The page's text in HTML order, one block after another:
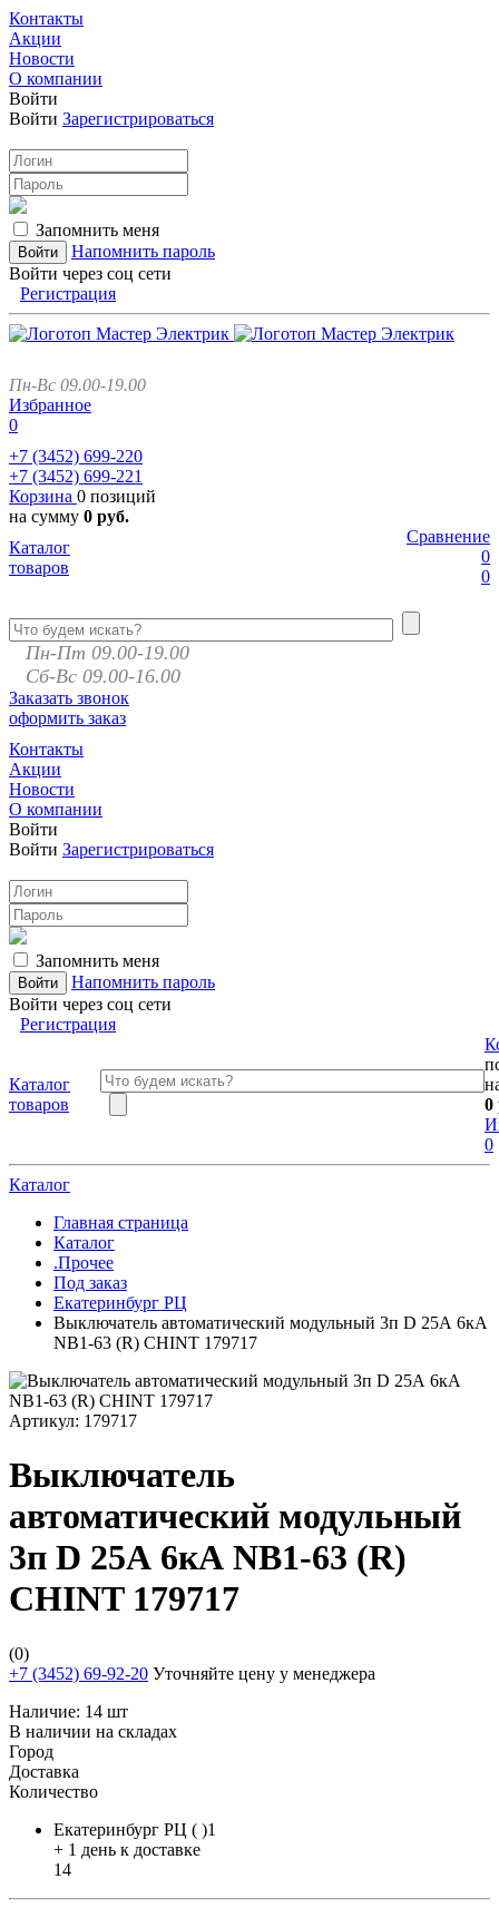
Контакты
Акции
Новости
О компании
Войти
Войти Зарегистрироваться
Запомнить меня
Напомнить пароль
Войти через соц сети
Регистрация
Пн-Вс 09.00-19.00
Избранное
0
+7 (3452) 699-220
+7 (3452) 699-221
Корзина 0 позиций
на сумму 0 руб.
Сравнение
0
0
Каталог
товаров
Пн-Пт 09.00-19.00
Сб-Вс 09.00-16.00
Заказать звонок
оформить заказ
Контакты
Акции
Новости
О компании
Войти
Войти Зарегистрироваться
Запомнить меня
Напомнить пароль
Войти через соц сети
Регистрация
Каталог
товаров
0
0
Каталог
Главная страница
Каталог
.Прочее
Под заказ
Екатеринбург РЦ
Выключатель автоматический модульный 3п D 25А 6кА
NB1-63 (R) CHINT 179717
Артикул: 179717
Выключатель
автоматический модульный
3п D 25А 6кА NB1-63 (R)
CHINT 179717
(0)
+7 (3452) 69-92-20 Уточняйте цену у менеджера
Наличие: 14 шт
В наличии на складах
Город
Доставка
Количество
Екатеринбург РЦ ( )1
+ 1 день к доставке
14